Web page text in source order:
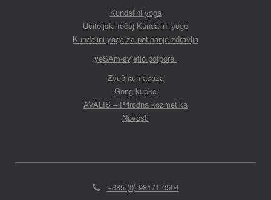
Kundalini yoga
Učiteljski tečaj Kundalini yoge
Kundalini yoga za poticanje zdravlja
yeSAm-svjetlo potpore
Zvučna masaža
Gong kupke
AVALIS – Prirodna kozmetika
Novosti
+385 (0) 98171 0504